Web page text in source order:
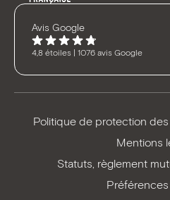
Avis Google
4,8 étoiles | 1076 avis Google
Politique de protection
Mentions
Statuts, règlement